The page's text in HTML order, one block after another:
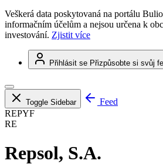
Veškerá data poskytovaná na portálu
informačním účelům a nejsou určena k
investování. Zjistit více
Přihlásit se Přizpůsobte si svůj
Toggle Sidebar
Feed
REPYF
RE
Repsol, S.A.